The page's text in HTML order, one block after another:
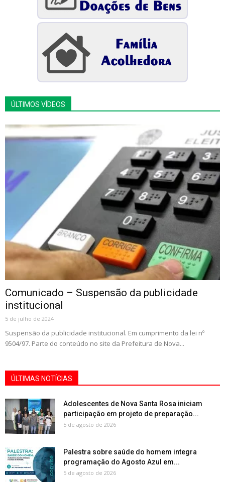
ÚLTIMOS VÍDEOS
Comunicado – Suspensão da publicidade
institucional
5 de julho de 2024
Suspensão da publicidade institucional. Em cumprimento da lei nº
9504/97. Parte do conteúdo no site da Prefeitura de Nova...
ÚLTIMAS NOTÍCIAS
Adolescentes de Nova Santa Rosa iniciam
participação em projeto de preparação...
5 de agosto de 2026
Palestra sobre saúde do homem integra
programação do Agosto Azul em...
5 de agosto de 2026